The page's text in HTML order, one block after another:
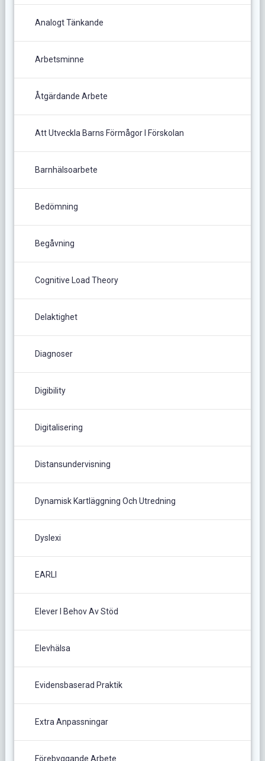
Analogt Tänkande
Arbetsminne
Åtgärdande Arbete
Att Utveckla Barns Förmågor I Förskolan
Barnhälsoarbete
Bedömning
Begåvning
Cognitive Load Theory
Delaktighet
Diagnoser
Digibility
Digitalisering
Distansundervisning
Dynamisk Kartläggning Och Utredning
Dyslexi
EARLI
Elever I Behov Av Stöd
Elevhälsa
Evidensbaserad Praktik
Extra Anpassningar
Förebyggande Arbete